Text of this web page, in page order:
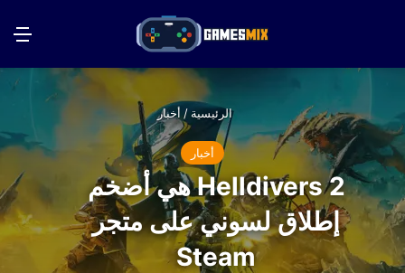
الرئيسية / أخبار
أخبار
Helldivers 2 هي أضخم
إطلاق لسوني على متجر
Steam